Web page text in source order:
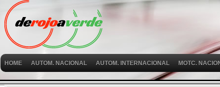
HOME AUTOM. NACIONAL AUTOM. INTERNACIONAL MOTC.